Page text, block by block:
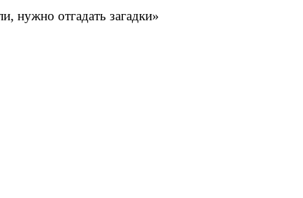
нужно отгадать загадки»